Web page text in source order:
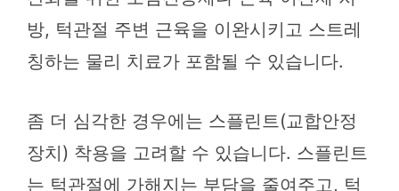
방, 턱관절 주변 근육을 이완시키고 스트레
칭하는 물리 치료가 포함될 수 있습니다.
좀 더 심각한 경우에는 스플린트(교합안정
장치) 착용을 고려할 수 있습니다. 스플린트
는 턱관절에 가해지는 부담을 줄여주고, 턱